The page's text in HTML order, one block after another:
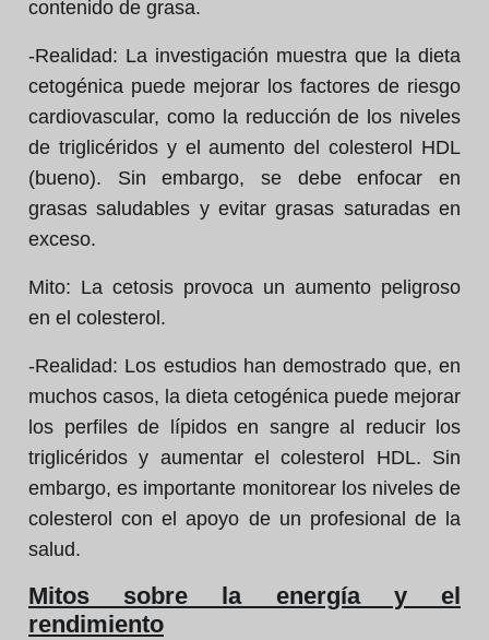
contenido de grasa.
-Realidad: La investigación muestra que la dieta
cetogénica puede mejorar los factores de riesgo
cardiovascular, como la reducción de los niveles
de triglicéridos y el aumento del colesterol HDL
(bueno). Sin embargo, se debe enfocar en
grasas saludables y evitar grasas saturadas en
exceso.
Mito: La cetosis provoca un aumento peligroso
en el colesterol.
-Realidad: Los estudios han demostrado que, en
muchos casos, la dieta cetogénica puede mejorar
los perfiles de lípidos en sangre al reducir los
triglicéridos y aumentar el colesterol HDL. Sin
embargo, es importante monitorear los niveles de
colesterol con el apoyo de un profesional de la
salud.
Mitos sobre la energía y el
rendimiento